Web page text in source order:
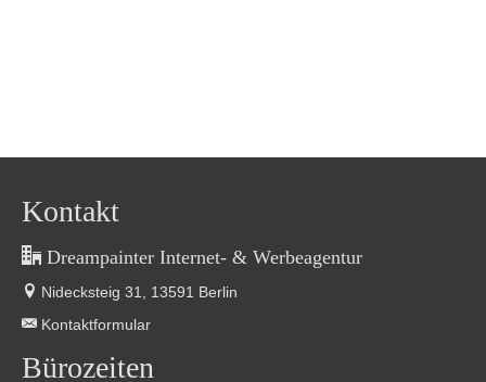
Kontakt
Dreampainter Internet- & Werbeagentur
Nidecksteig 31, 13591 Berlin
Kontaktformular
Bürozeiten